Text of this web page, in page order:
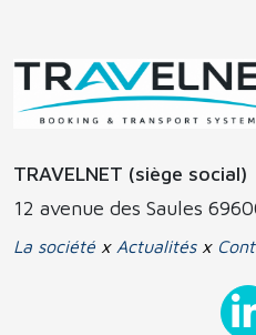
TRAVELNET (siège social)
12 avenue des Saules
La société x Actualitésx